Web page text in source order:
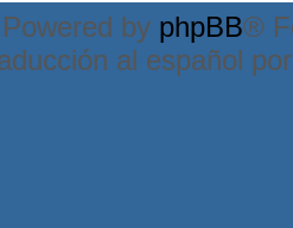
Powered by phpBB®
al español